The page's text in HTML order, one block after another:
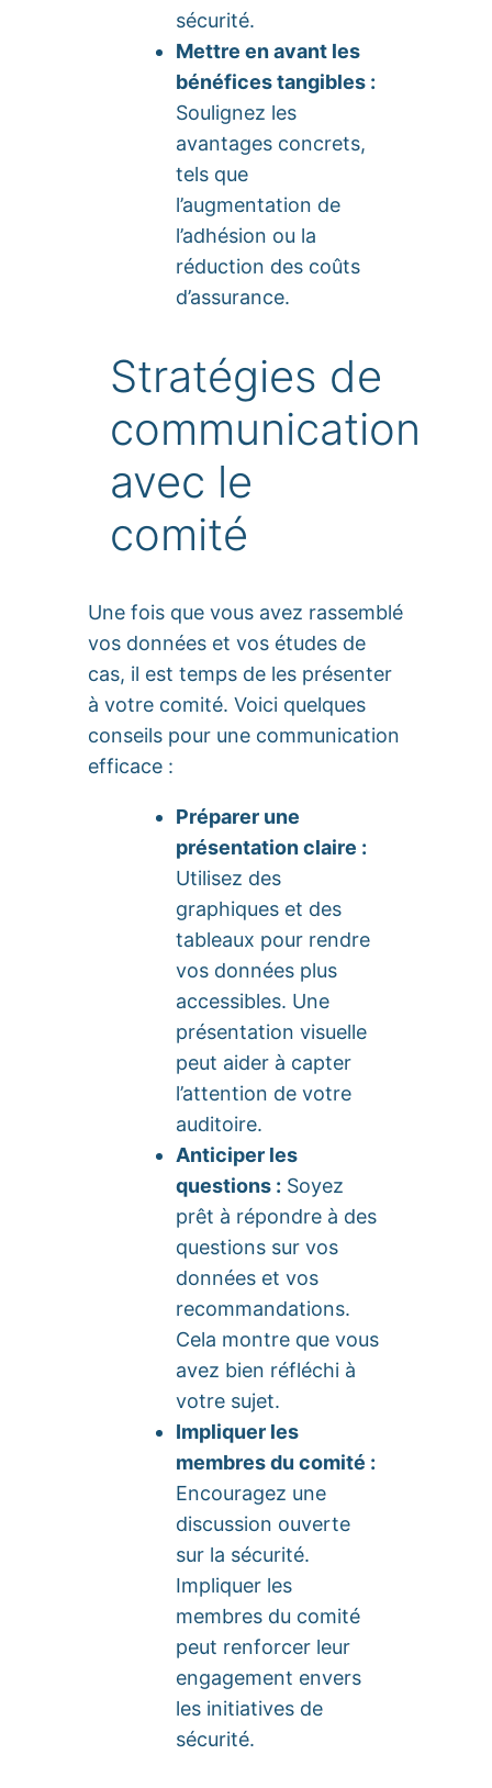
sécurité.
Mettre en avant les
bénéfices tangibles :
Soulignez les
avantages concrets,
tels que
l’augmentation de
l’adhésion ou la
réduction des coûts
d’assurance.
Stratégies de
communication
avec le
comité
Une fois que vous avez rassemblé
vos données et vos études de
cas, il est temps de les présenter
à votre comité. Voici quelques
conseils pour une communication
efficace :
Préparer une
présentation claire :
Utilisez des
graphiques et des
tableaux pour rendre
vos données plus
accessibles. Une
présentation visuelle
peut aider à capter
l’attention de votre
auditoire.
Anticiper les
questions : Soyez
prêt à répondre à des
questions sur vos
données et vos
recommandations.
Cela montre que vous
avez bien réfléchi à
votre sujet.
Impliquer les
membres du comité :
Encouragez une
discussion ouverte
sur la sécurité.
Impliquer les
membres du comité
peut renforcer leur
engagement envers
les initiatives de
sécurité.